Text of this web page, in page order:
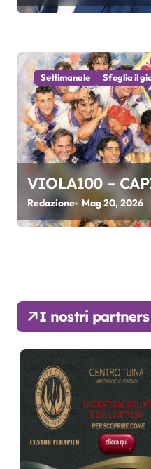
Settimanale Sfoglia il
VIOLA100 –
Redazione Mag 20, 2026
I nostri partners